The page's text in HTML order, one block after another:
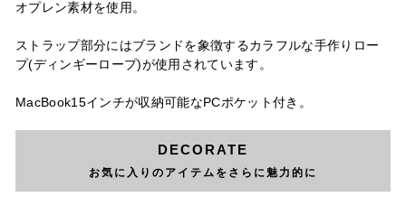
オプレン素材を使用。
ストラップ部分にはブランドを象徴するカラフルな手作りロー
プ(ディンギーロープ)が使用されています。
MacBook15インチが収納可能なPCポケット付き。
DECORATE
お気に入りのアイテムをさらに魅力的に